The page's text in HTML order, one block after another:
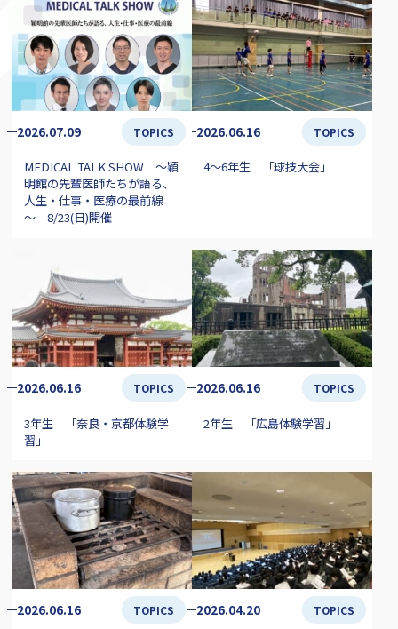
2026.07.09 TOPICS
MEDICAL TALK SHOW ～穎
明館の先輩医師たちが語る、
人生・仕事・医療の最前線
～ 8/23(日)開催
2026.06.16 TOPICS
4～6年生 「球技大会」
2026.06.16 TOPICS
3年生 「奈良・京都体験学
習」
2026.06.16 TOPICS
2年生 「広島体験学習」
2026.06.16 TOPICS 2026.04.20 TOPICS